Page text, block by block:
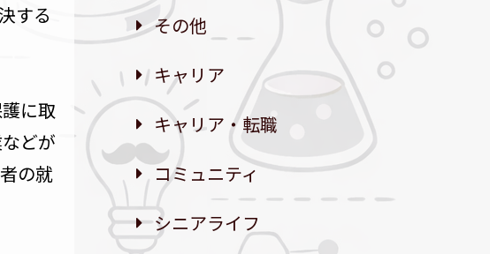
する
に取
どが
の就
その他
キャリア
キャリア・転職
コミュニティ
シニアライフ